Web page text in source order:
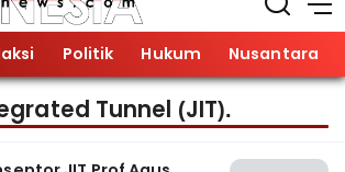
Politik Hukum Nusantara
Tunnel (JIT).